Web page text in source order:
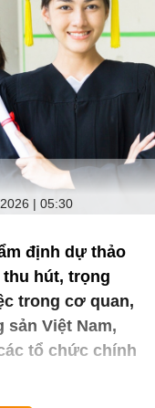
| 05:30
định dự thảo
hút, trọng
trong cơ quan,
Việt Nam,
tổ chức chính